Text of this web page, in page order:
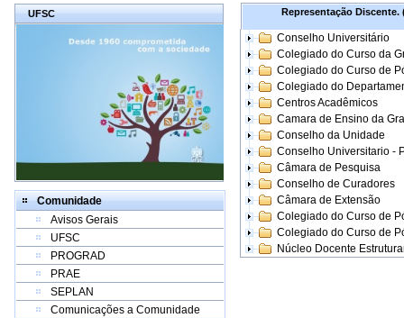
UFSC
Comunidade
Avisos Gerais
UFSC
PROGRAD
PRAE
SEPLAN
Comunicações a Comunidade
Representação Discente.
Conselho Universitário
Colegiado do Curso da
Colegiado do Curso de
Colegiado do
Centros Acadêmicos
Camara de Ensino da
Conselho da Unidade
Conselho Universitario -
Câmara de Pesquisa
Conselho de Curadores
Câmara de Extensão
Colegiado do Curso de
Colegiado do Curso de
Núcleo Docente